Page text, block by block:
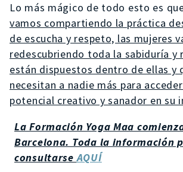
Lo más mágico de todo esto es
vamos compartiendo la práctica
de escucha y respeto, las mujeres
redescubriendo toda la sabiduría y
están dispuestos dentro de ellas y
necesitan a nadie más para
potencial creativo y sanador en su
La Formación Yoga Maa
Barcelona. Toda la información
consultarseAQUÍ